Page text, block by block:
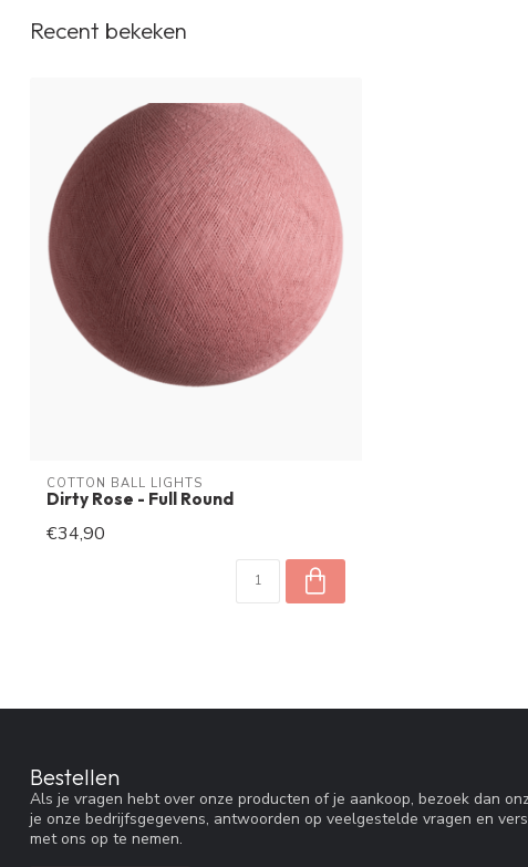
Recent bekeken
COTTON BALL LIGHTS
Dirty Rose - Full Round
€34,90
Bestellen
Als je vragen hebt over onze producten of je aankoop, bezoek dan
je onze bedrijfsgegevens, antwoorden op veelgestelde vragen en
met ons op te nemen.